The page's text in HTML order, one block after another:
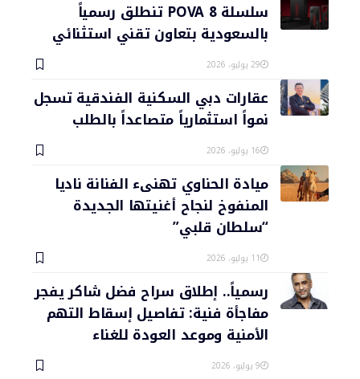
سلسلة POVA 8 تنطلق رسمياً
بالسعودية بتعاون تقني استثنائي
29 يوليو، 2026
عقارات دبي السكنية الفندقية تسجل
نمواً استثمارياً متصاعداً بالطلب
16 يوليو، 2026
ميادة الحناوي تهنىء الفنانة ناديا
المنفوخ لنجاح أغنيتها الجديدة
“سلطان قلبي”
11 يوليو، 2026
رسمياً.. إطلاق سراح فضل شاكر يفجر
مفاجأة فنية: تفاصيل إسقاط التهم
الأمنية وموعد العودة للغناء
9 يوليو، 2026